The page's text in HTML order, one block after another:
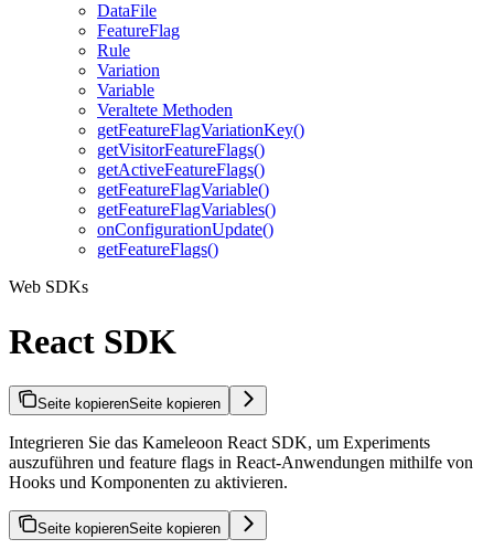
DataFile
FeatureFlag
Rule
Variation
Variable
Veraltete Methoden
getFeatureFlagVariationKey()
getVisitorFeatureFlags()
getActiveFeatureFlags()
getFeatureFlagVariable()
getFeatureFlagVariables()
onConfigurationUpdate()
getFeatureFlags()
Web SDKs
React SDK
Seite kopierenSeite kopieren
Integrieren Sie das Kameleoon React SDK, um Experiments
auszuführen und feature flags in React-Anwendungen mithilfe von
Hooks und Komponenten zu aktivieren.
Seite kopierenSeite kopieren